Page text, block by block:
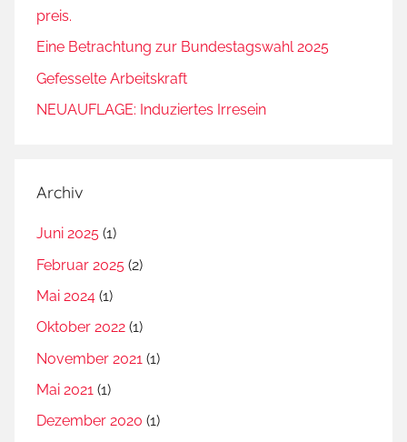
preis.
Eine Betrachtung zur Bundestagswahl 2025
Gefesselte Arbeitskraft
NEUAUFLAGE: Induziertes Irresein
Archiv
Juni 2025 (1)
Februar 2025 (2)
Mai 2024 (1)
Oktober 2022 (1)
November 2021 (1)
Mai 2021 (1)
Dezember 2020 (1)